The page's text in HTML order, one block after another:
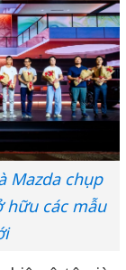
Mazda chụp
hữu các mẫu